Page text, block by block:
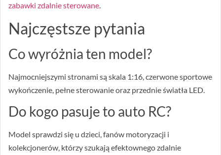
zabawki zdalnie sterowane.
Najczęstsze pytania
Co wyróżnia ten model?
Najmocniejszymi stronami są skala 1:16, czerwone sportowe
wykończenie, pełne sterowanie oraz przednie światła LED.
Do kogo pasuje to auto RC?
Model sprawdzi się u dzieci, fanów motoryzacji i
kolekcjonerów, którzy szukają efektownego zdalnie